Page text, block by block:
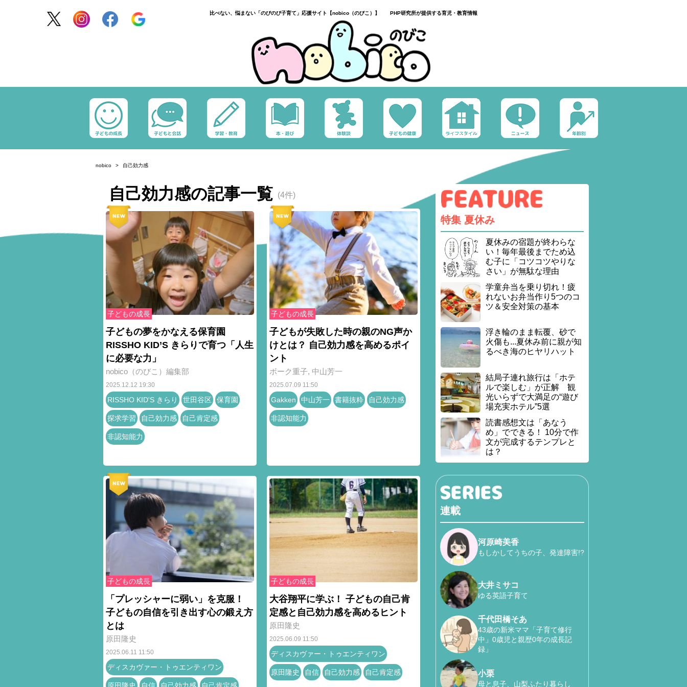
比べない、悩まない「のびのび子育て」応援サイト【nobico（のびこ）】 PHP研究所が提供する育児・教育情報
nobico 自己効力感
自己効力感の記事一覧 (4件)
子どもの成長
子どもの夢をかなえる保育園
RISSHO KID’S きらりで育つ「人生
に必要な力」
nobico（のびこ）編集部
2025.12.12 19:30
RISSHO KID'S きらり 世田谷区 保育園
探求学習 自己効力感 自己肯定感
非認知能力
子どもの成長
子どもが失敗した時の親のNG声か
けとは？ 自己効力感を高めるポイ
ント
ボーク重子, 中山芳一
2025.07.09 11:50
Gakken 中山芳一 書籍抜粋 自己効力感
非認知能力
子どもの成長
「プレッシャーに弱い」を克服！
子どもの自信を引き出す心の鍛え方
とは
原田隆史
2025.06.11 11:50
ディスカヴァー・トゥエンティワン
子どもの成長
大谷翔平に学ぶ！ 子どもの自己肯
定感と自己効力感を高めるヒント
原田隆史
2025.06.09 11:50
ディスカヴァー・トゥエンティワン
原田隆史 自信 自己効力感 自己肯定感
特集 夏休み
夏休みの宿題が終わらな
い！毎年最後までため込
む子に「コツコツやりな
さい」が無駄な理由
学童弁当を乗り切れ！疲
れないお弁当作り5つのコ
ツ＆安全対策の基本
浮き輪のまま転覆、砂で
火傷も...夏休み前に親が知
るべき海のヒヤリハット
結局子連れ旅行は「ホテ
ルで楽しむ」が正解 観
光いらずで大満足の“遊び
場充実ホテル”5選
読書感想文は「あなう
め」でできる！ 10分で作
文が完成するテンプレと
は？
連載
河原崎美香
もしかしてうちの子、発達障害!?
大井ミサコ
ゆる英語子育て
千代田橋そあ
43歳の新米ママ「子育て修行
中」0歳児と親歴0年の成長記
録」
小栗
母と息子、山梨ふたり暮らし